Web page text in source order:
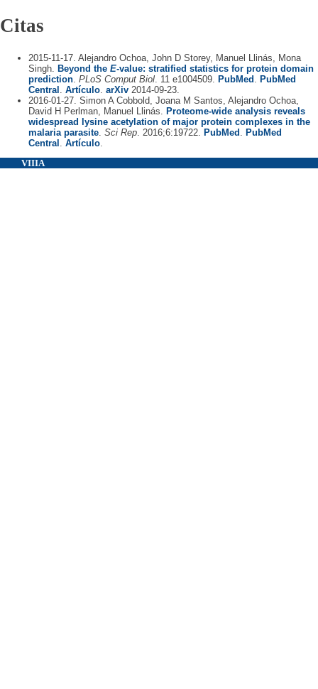
Citas
2015-11-17. Alejandro Ochoa, John D Storey, Manuel Llinás, Mona
Singh.
Beyond the E-value: stratified statistics for protein domain
prediction PLoS Comput Biol . 11 e1004509. PubMed
PubMed
Central
Artículo arXiv 2014-09-23.
2016-01-27. Simon A Cobbold, Joana M Santos, Alejandro Ochoa,
David H Perlman, Manuel Llinás.
Proteome-wide analysis reveals
widespread lysine acetylation of major protein complexes in the
malaria parasite Sci Rep . 2016;6:19722. PubMed
PubMed
Central
Artículo
VIIIA